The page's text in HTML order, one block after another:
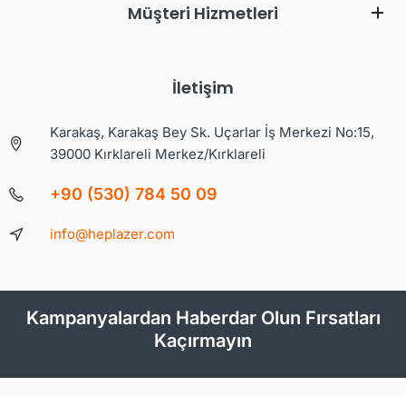
Müşteri Hizmetleri
İletişim
Karakaş, Karakaş Bey Sk. Uçarlar İş Merkezi No:15,
39000 Kırklareli Merkez/Kırklareli
+90 (530) 784 50 09
info@heplazer.com
Kampanyalardan Haberdar Olun Fırsatları
Kaçırmayın